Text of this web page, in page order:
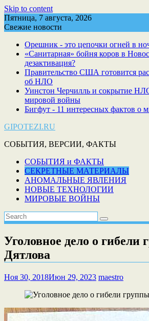
Skip to content
Пятница, 7 августа, 2026
Свежие новости
Орешник - это цепочки огней в
«Санитарная» бойня коров в
дезактивация?
Правительство США готовится
об НЛО
Уинстон Черчилль и сокрытие
мировой войны
Бигфут - 11 интересных фактов о
GIPOTEZI.RU
СОБЫТИЯ, ВЕРСИИ, ФАКТЫ
СОБЫТИЯ и ФАКТЫ
СЕКРЕТНЫЕ МАТЕРИАЛЫ
АНОМАЛЬНЫЕ ЯВЛЕНИЯ
НОВЫЕ ТЕХНОЛОГИИ
МИРОВЫЕ ВОЙНЫ
Уголовное дело о гибели
Дятлова
Ноя 30, 2018Июн 29, 2023 maestro